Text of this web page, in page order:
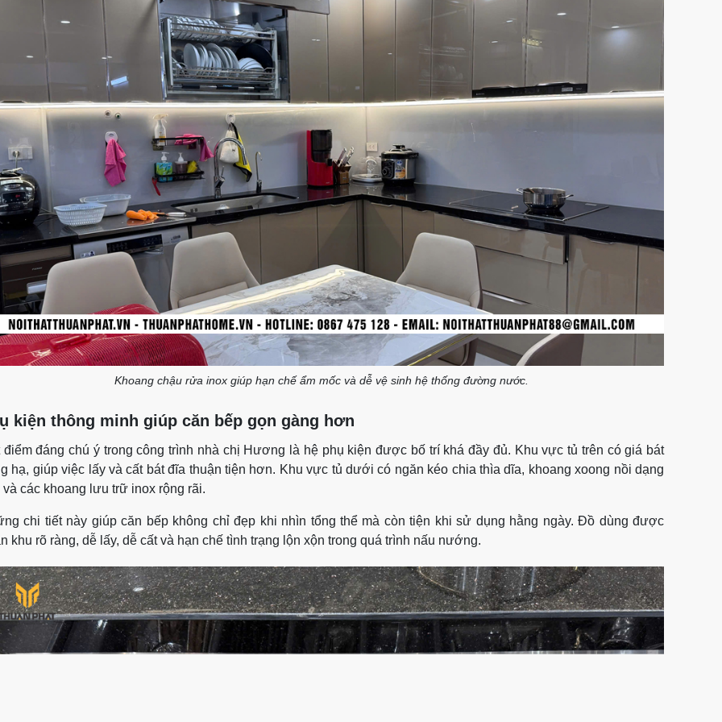
Khoang chậu rửa inox giúp hạn chế ẩm mốc và dễ vệ sinh hệ thống đường nước.
kiện thông minh giúp căn bếp gọn gàng hơn
điểm đáng chú ý trong công trình nhà chị Hương là hệ phụ kiện được bố trí khá đầy đủ. Khu vực tủ trên có giá bát
hạ, giúp việc lấy và cất bát đĩa thuận tiện hơn. Khu vực tủ dưới có ngăn kéo chia thìa dĩa, khoang xoong nồi dạng
và các khoang lưu trữ inox rộng rãi.
chi tiết này giúp căn bếp không chỉ đẹp khi nhìn tổng thể mà còn tiện khi sử dụng hằng ngày. Đồ dùng được
khu rõ ràng, dễ lấy, dễ cất và hạn chế tình trạng lộn xộn trong quá trình nấu nướng.